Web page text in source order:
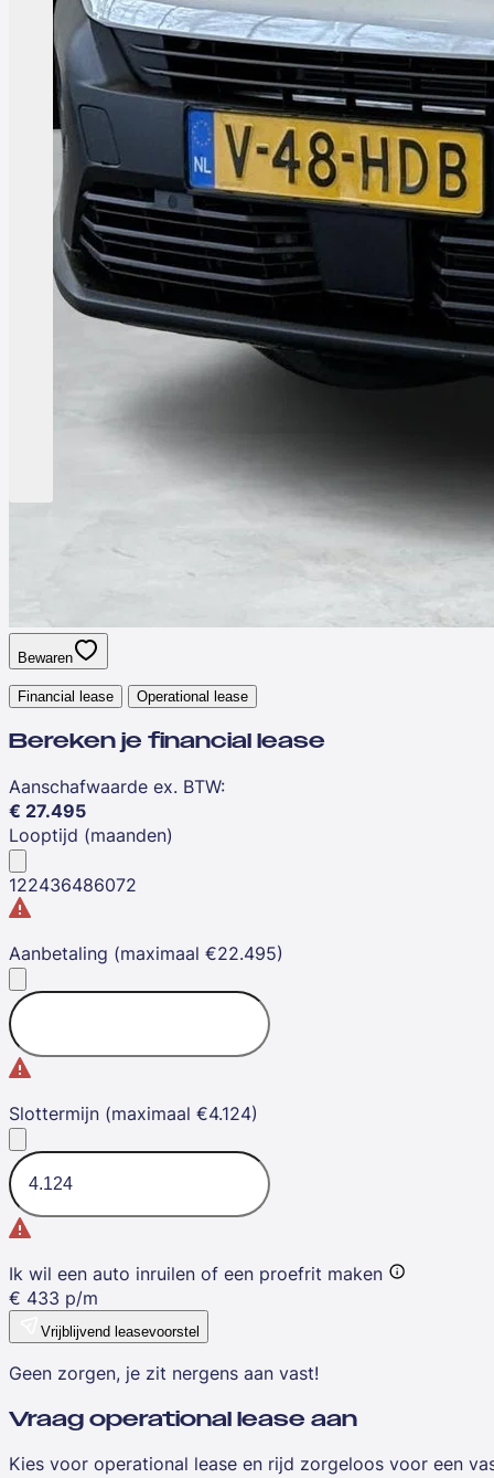
Bewaren
Financial lease Operational lease
Bereken je financial lease
Aanschafwaarde ex. BTW:
€ 27.495
Looptijd (maanden)
122436486072
Aanbetaling (maximaal €22.495)
Slottermijn (maximaal €4.124)
Ik wil een auto inruilen of een proefrit maken
€ 433 p/m
Vrijblijvend leasevoorstel
Geen zorgen, je zit nergens aan vast!
Vraag operational lease aan
Kies voor operational lease en rijd zorgeloos voor een